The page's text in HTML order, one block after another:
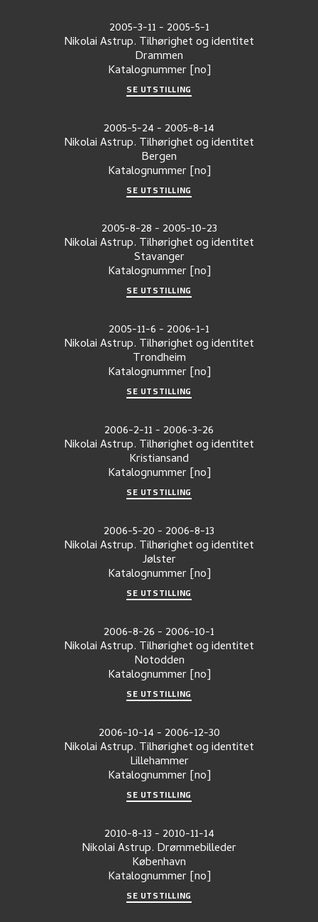
2005-3-11- 2005-5-1
Nikolai Astrup. Tilhørighet og identitet
Drammen
Katalognummer [no]
SE UTSTILLING
2005-5-24- 2005-8-14
Nikolai Astrup. Tilhørighet og identitet
Bergen
Katalognummer [no]
SE UTSTILLING
2005-8-28- 2005-10-23
Nikolai Astrup. Tilhørighet og identitet
Stavanger
Katalognummer [no]
SE UTSTILLING
2005-11-6- 2006-1-1
Nikolai Astrup. Tilhørighet og identitet
Trondheim
Katalognummer [no]
SE UTSTILLING
2006-2-11- 2006-3-26
Nikolai Astrup. Tilhørighet og identitet
Kristiansand
Katalognummer [no]
SE UTSTILLING
2006-5-20- 2006-8-13
Nikolai Astrup. Tilhørighet og identitet
Jølster
Katalognummer [no]
SE UTSTILLING
2006-8-26- 2006-10-1
Nikolai Astrup. Tilhørighet og identitet
Notodden
Katalognummer [no]
SE UTSTILLING
2006-10-14- 2006-12-30
Nikolai Astrup. Tilhørighet og identitet
Lillehammer
Katalognummer [no]
SE UTSTILLING
2010-8-13- 2010-11-14
Nikolai Astrup. Drømmebilleder
København
Katalognummer [no]
SE UTSTILLING